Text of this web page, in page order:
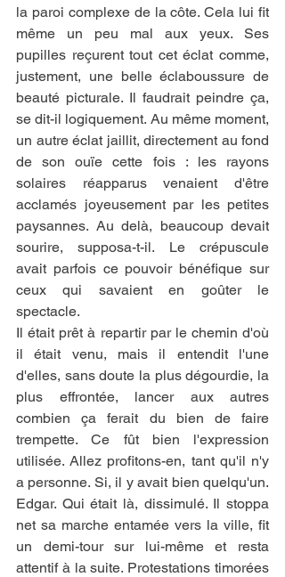
la paroi complexe de la côte. Cela lui fit
même un peu mal aux yeux. Ses
pupilles reçurent tout cet éclat comme,
justement, une belle éclaboussure de
beauté picturale. Il faudrait peindre ça,
se dit-il logiquement. Au même moment,
un autre éclat jaillit, directement au fond
de son ouïe cette fois : les rayons
solaires réapparus venaient d'être
acclamés joyeusement par les petites
paysannes. Au delà, beaucoup devait
sourire, supposa-t-il. Le crépuscule
avait parfois ce pouvoir bénéfique sur
ceux qui savaient en goûter le
spectacle.
Il était prêt à repartir par le chemin d'où
il était venu, mais il entendit l'une
d'elles, sans doute la plus dégourdie, la
plus effrontée, lancer aux autres
combien ça ferait du bien de faire
trempette. Ce fût bien l'expression
utilisée. Allez profitons-en, tant qu'il n'y
a personne. Si, il y avait bien quelqu'un.
Edgar. Qui était là, dissimulé. Il stoppa
net sa marche entamée vers la ville, fit
un demi-tour sur lui-même et resta
attentif à la suite. Protestations timorées